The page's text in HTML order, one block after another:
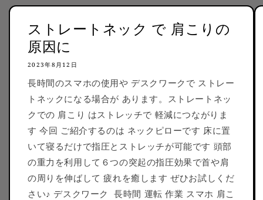
ストレートネック で 肩こりの
原因に
2023年8月12日
長時間のスマホの使用や デスクワークで ストレー
トネックになる場合が あります。ストレートネッ
クでの 肩こり はストレッチで 軽減につながりま
す 今回 ご紹介するのは ネックピローです 床に置
いて寝るだけで指圧とストレッチが可能です 頭部
の重力を利用して６つの突起の指圧効果で首や肩
の周りを伸ばして 疲れを癒します ぜひお試しくだ
さい♪ デスクワーク 長時間 運転 作業 スマホ 肩こ